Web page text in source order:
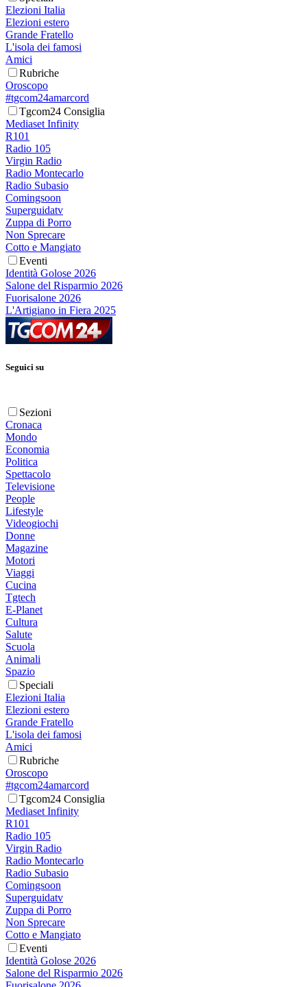
Elezioni Italia
Elezioni estero
Grande Fratello
L'isola dei famosi
Amici
Rubriche
Oroscopo
#tgcom24amarcord
Tgcom24 Consiglia
Mediaset Infinity
R101
Radio 105
Virgin Radio
Radio Montecarlo
Radio Subasio
Comingsoon
Superguidatv
Zuppa di Porro
Non Sprecare
Cotto e Mangiato
Eventi
Identità Golose 2026
Salone del Risparmio 2026
Fuorisalone 2026
L'Artigiano in Fiera 2025
Seguici su
Sezioni
Cronaca
Mondo
Economia
Politica
Spettacolo
Televisione
People
Lifestyle
Videogiochi
Donne
Magazine
Motori
Viaggi
Cucina
Tgtech
E-Planet
Cultura
Salute
Scuola
Animali
Spazio
Speciali
Elezioni Italia
Elezioni estero
Grande Fratello
L'isola dei famosi
Amici
Rubriche
Oroscopo
#tgcom24amarcord
Tgcom24 Consiglia
Mediaset Infinity
R101
Radio 105
Virgin Radio
Radio Montecarlo
Radio Subasio
Comingsoon
Superguidatv
Zuppa di Porro
Non Sprecare
Cotto e Mangiato
Eventi
Identità Golose 2026
Salone del Risparmio 2026